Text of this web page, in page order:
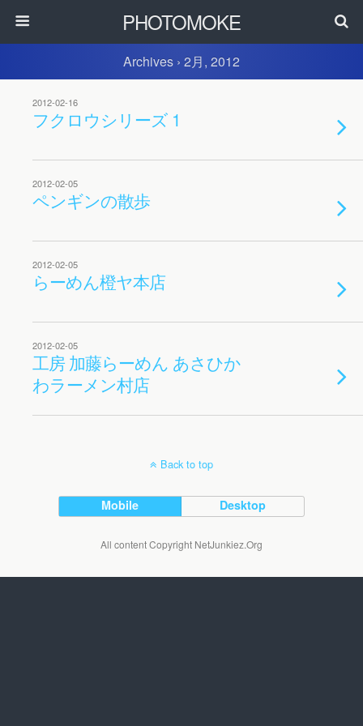
PHOTOMOKE
Archives › 2月, 2012
2012-02-16
フクロウシリーズ 1
2012-02-05
ペンギンの散歩
2012-02-05
らーめん橙ヤ本店
2012-02-05
工房 加藤らーめん あさひか
わラーメン村店
Back to top
Mobile Desktop
All content Copyright NetJunkiez.Org